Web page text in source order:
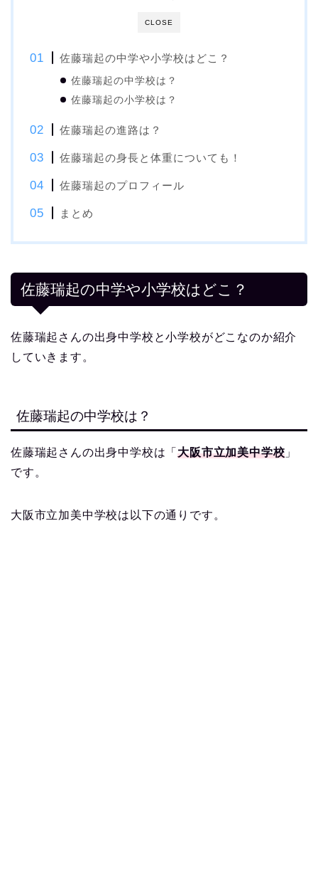
CLOSE
佐藤瑞起の中学や小学校はどこ？
佐藤瑞起の中学校は？
佐藤瑞起の小学校は？
佐藤瑞起の進路は？
佐藤瑞起の身長と体重についても！
佐藤瑞起のプロフィール
まとめ
佐藤瑞起の中学や小学校はどこ？
佐藤瑞起さんの出身中学校と小学校がどこなのか紹介
していきます。
佐藤瑞起の中学校は？
佐藤瑞起さんの出身中学校は「大阪市立加美中学校 」
です。
大阪市立加美中学校は以下の通りです。